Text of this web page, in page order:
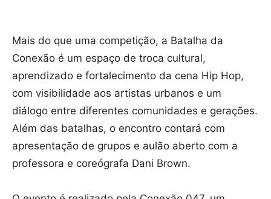
Mais do que uma competição, a Batalha da
Conexão é um espaço de troca cultural,
aprendizado e fortalecimento da cena Hip Hop,
com visibilidade aos artistas urbanos e um
diálogo entre diferentes comunidades e gerações.
Além das batalhas, o encontro contará com
apresentação de grupos e aulão aberto com a
professora e coreógrafa Dani Brown.